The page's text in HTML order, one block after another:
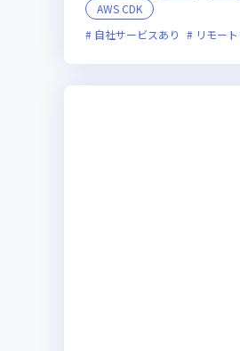
AWS CDK
自社サービスあり
リモー